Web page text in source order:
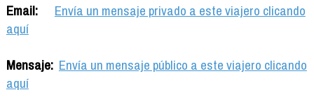
Email:
Envía un mensaje privado a este viajero clicando
aquí
Mensaje: Envía un mensaje público a este viajero clicando
aquí